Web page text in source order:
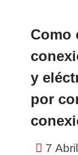
Como
y
por
7